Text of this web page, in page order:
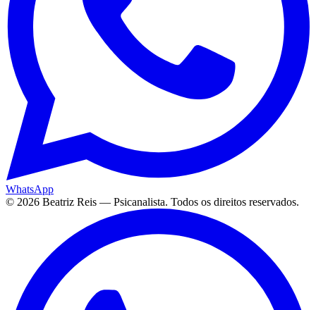
WhatsApp
© 2026 Beatriz Reis — Psicanalista. Todos os direitos reservados.